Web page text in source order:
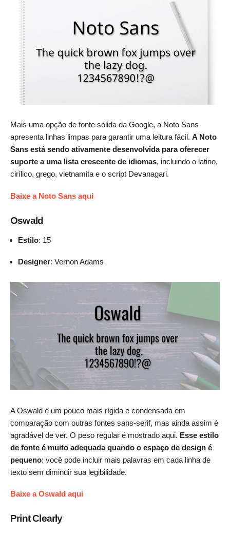
Mais uma opção de fonte sólida da Google, a Noto Sans
apresenta linhas limpas para garantir uma leitura fácil. A Noto
Sans está sendo ativamente desenvolvida para oferecer
suporte a uma lista crescente de idiomas, incluindo o latino,
cirílico, grego, vietnamita e o script Devanagari.
Baixe a Noto Sans aqui
Oswald
Estilo: 15
Designer: Vernon Adams
A Oswald é um pouco mais rígida e condensada em
comparação com outras fontes sans-serif, mas ainda assim é
agradável de ver. O peso regular é mostrado aqui. Esse estilo
de fonte é muito adequada quando o espaço de design é
pequeno: você pode incluir mais palavras em cada linha de
texto sem diminuir sua legibilidade.
Baixe a Oswald aqui
Print Clearly